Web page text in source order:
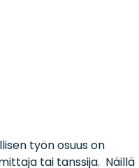
työn osuus on
tai tanssija. Näillä